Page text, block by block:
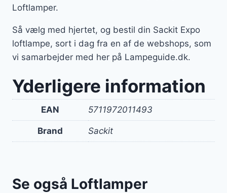
Loftlamper.
Så vælg med hjertet, og bestil din Sackit Expo
loftlampe, sort i dag fra en af de webshops, som
vi samarbejder med her på Lampeguide.dk.
Yderligere information
EAN 5711972011493
Brand Sackit
Se også Loftlamper